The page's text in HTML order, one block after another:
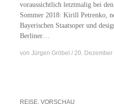
vor­aus­sicht­lich letzt­ma­lig bei
Som­mer 2018: Ki­rill Pe­tren­ko,
Baye­ri­schen Staats­oper und
Berliner…
von Jürgen Gröbel 20. Dezember
REISE VORSCHAU